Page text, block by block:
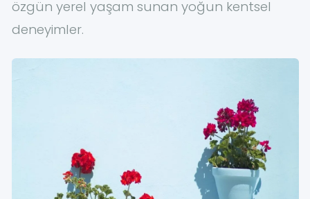
özgün yerel yaşam sunan yoğun kentsel
deneyimler.